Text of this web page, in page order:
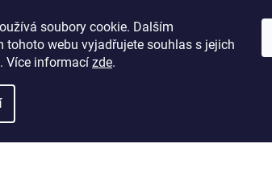
soubory cookie. Dalším
tohoto webu vyjadřujete souhlas s jejich
Více informací zde.
Informace pro vás
Kontakty